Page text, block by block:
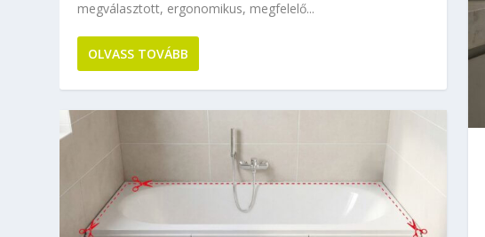
megválasztott, ergonomikus, megfelelő...
OLVASS TOVÁBB